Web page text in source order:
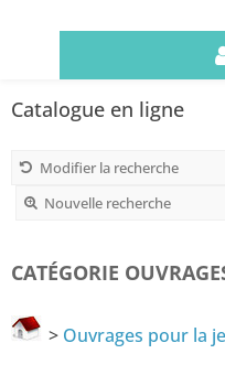
Catalogue en ligne
Modifier la recherche
Nouvelle recherche
CATÉGORIE
> Ouvrages pour la